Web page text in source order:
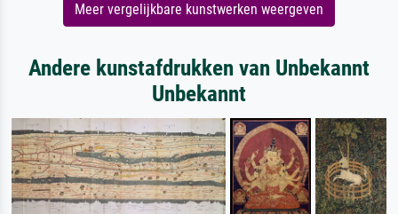
Meer vergelijkbare kunstwerken weergeven
Andere kunstafdrukken van Unbekannt
Unbekannt